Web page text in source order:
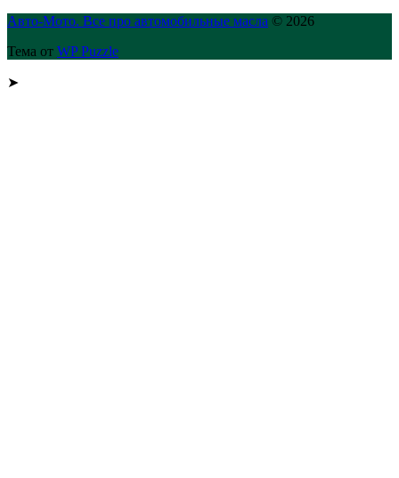
Авто-Мото. Все про автомобильные масла © 2026
Тема от WP Puzzle
➤